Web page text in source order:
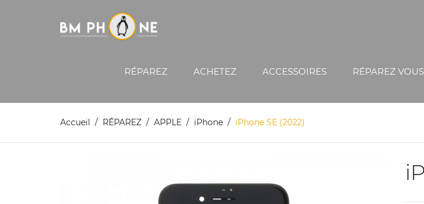
RÉPAREZ ACHETEZ ACCESSOIRES RÉPAREZ
Accueil RÉPAREZ APPLE iPhone iPhone SE (2022)